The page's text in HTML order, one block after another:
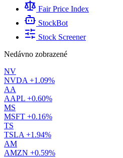
Fair Price Index
StockBot
Stock Screener
Nedávno zobrazené
NV
NVDA +1.09%
AA
AAPL +0.60%
MS
MSFT +0.16%
TS
TSLA +1.94%
AM
AMZN +0.59%